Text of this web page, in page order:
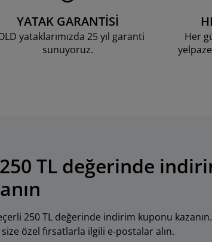
YATAK GARANTİSİ
yataklarımızda 25 yıl garanti
sunuyoruz.
Her
TL değerinde
250 TL değerinde indirim kuponu kazanın.
özel fırsatlarla ilgili e-postalar alın.